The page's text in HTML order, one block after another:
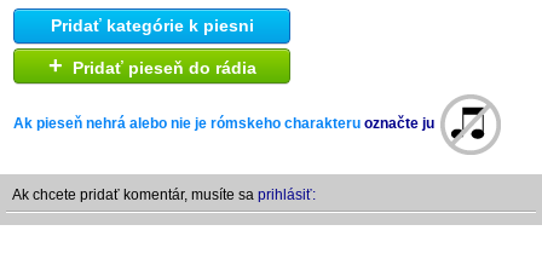
Pridať kategórie k piesni
+ Pridať pieseň do rádia
Ak pieseň nehrá alebo nie je rómskeho charakteru označte ju
Ak chcete pridať komentár, musíte sa prihlásiť: